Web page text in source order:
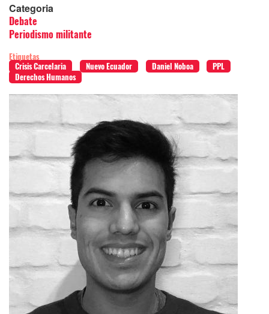
Categoria
Debate
Periodismo militante
Etiquetas
Crisis Carcelaria
Nuevo Ecuador Daniel Noboa
PPL
Derechos Humanos